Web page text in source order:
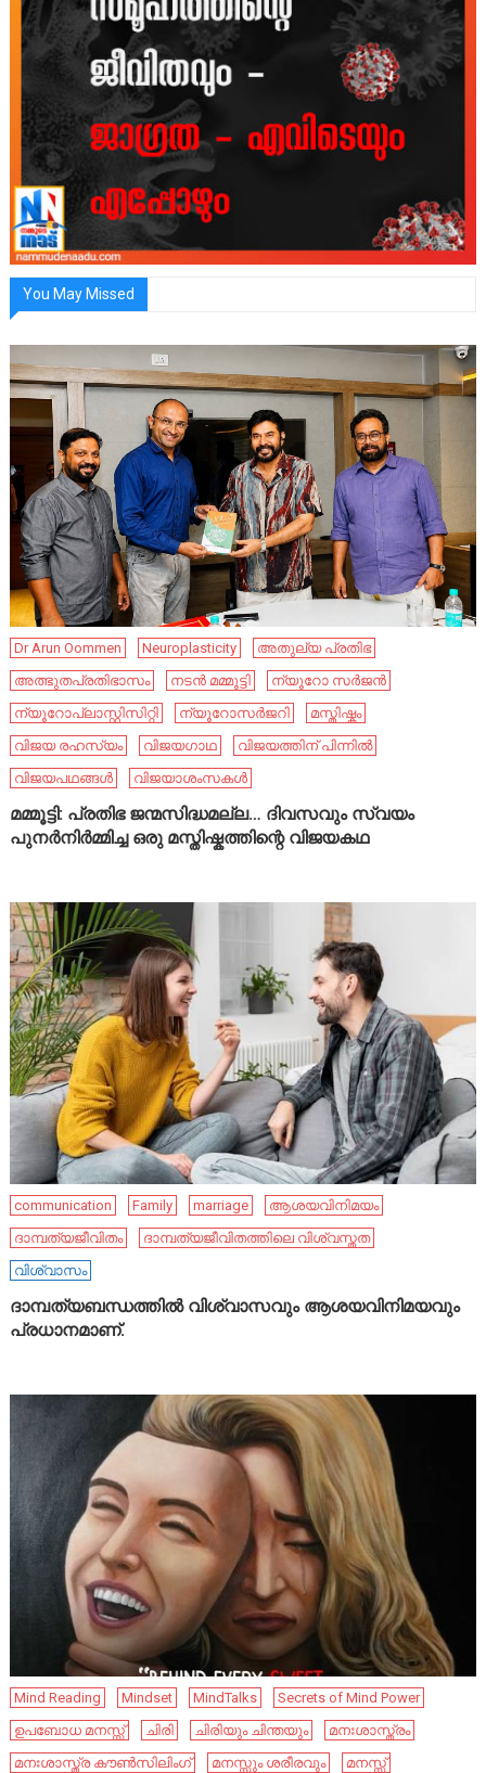
You May Missed
Dr Arun Oommen Neuroplasticity
അതുല്യ പ്രതിഭ
അത്ഭുതപ്രതിഭാസം
നടൻ മമ്മൂട്ടി
ന്യൂറോ സർജൻ
ന്യൂറോപ്ലാസ്റ്റിസിറ്റി
ന്യൂറോസർജറി
മസ്തിഷ്കം
വിജയ രഹസ്യം
വിജയഗാഥ
വിജയത്തിന് പിന്നിൽ
വിജയപഥങ്ങൾ
വിജയാശംസകൾ
മമ്മൂട്ടി: പ്രതിഭ ജന്മസിദ്ധമല്ല… ദിവസവും സ്വയം
പുനർനിർമ്മിച്ച ഒരു മസ്തിഷ്കത്തിന്റെ വിജയകഥ
communication Family marriage
ആശയവിനിമയം
ദാമ്പത്യജീവിതം
ദാമ്പത്യജീവിതത്തിലെ വിശ്വസ്തത
വിശ്വാസം
ദാമ്പത്യബന്ധത്തിൽ വിശ്വാസവും ആശയവിനിമയവും
പ്രധാനമാണ്.
Mind Reading Mindset MindTalks
Secrets of Mind Power
ഉപബോധ മനസ്സ്
ചിരി ചിരിയും ചിന്തയും
മനഃശാസ്ത്രം
മനഃശാസ്ത്ര കൗൺസിലിംഗ്
മനസ്സും ശരീരവും മനസ്സ്